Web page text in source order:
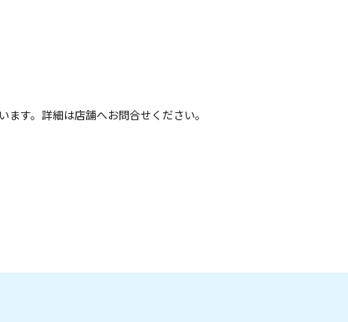
す。詳細は店舗へお問合せください。